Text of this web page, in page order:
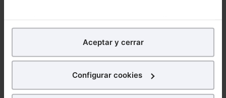
analíticospara tratar demejorar tu experienciaen
nuestra página web. También con fines publicitarios,
para poder mostrarte publicidad y contenidos de tu
¿Qué puedes hacer?
Aceptar y cerrar
Configurar cookies
de Seguridad
Social:
Memento Social +